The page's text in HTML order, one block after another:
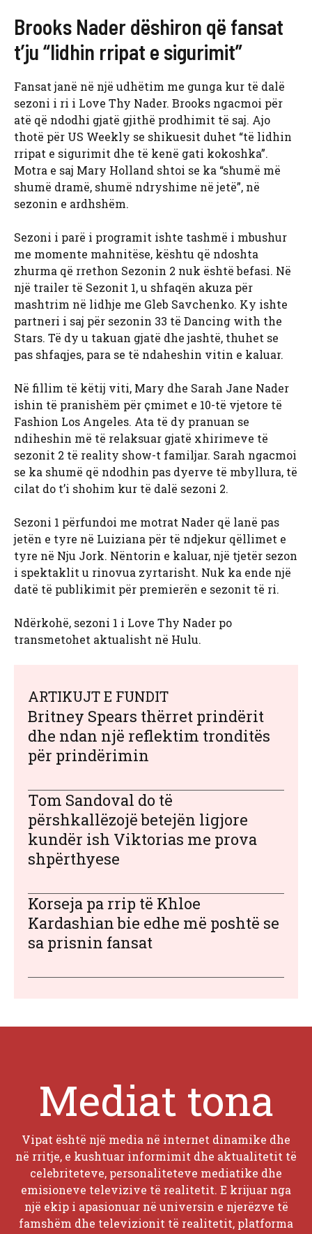
Brooks Nader dëshiron që fansat
t’ju “lidhin rripat e sigurimit”
Fansat janë në një udhëtim me gunga kur të dalë
sezoni i ri i Love Thy Nader. Brooks ngacmoi për
atë që ndodhi gjatë gjithë prodhimit të saj. Ajo
thotë për US Weekly se shikuesit duhet “të lidhin
rripat e sigurimit dhe të kenë gati kokoshka”.
Motra e saj Mary Holland shtoi se ka “shumë më
shumë dramë, shumë ndryshime në jetë”, në
sezonin e ardhshëm.
Sezoni i parë i programit ishte tashmë i mbushur
me momente mahnitëse, kështu që ndoshta
zhurma që rrethon Sezonin 2 nuk është befasi. Në
një trailer të Sezonit 1, u shfaqën akuza për
mashtrim në lidhje me Gleb Savchenko. Ky ishte
partneri i saj për sezonin 33 të Dancing with the
Stars. Të dy u takuan gjatë dhe jashtë, thuhet se
pas shfaqjes, para se të ndaheshin vitin e kaluar.
Në fillim të këtij viti, Mary dhe Sarah Jane Nader
ishin të pranishëm për çmimet e 10-të vjetore të
Fashion Los Angeles. Ata të dy pranuan se
ndiheshin më të relaksuar gjatë xhirimeve të
sezonit 2 të reality show-t familjar. Sarah ngacmoi
se ka shumë që ndodhin pas dyerve të mbyllura, të
cilat do t’i shohim kur të dalë sezoni 2.
Sezoni 1 përfundoi me motrat Nader që lanë pas
jetën e tyre në Luiziana për të ndjekur qëllimet e
tyre në Nju Jork. Nëntorin e kaluar, një tjetër sezon
i spektaklit u rinovua zyrtarisht. Nuk ka ende një
datë të publikimit për premierën e sezonit të ri.
Ndërkohë, sezoni 1 i Love Thy Nader po
transmetohet aktualisht në Hulu.
ARTIKUJT E FUNDIT
Britney Spears thërret prindërit
dhe ndan një reflektim tronditës
për prindërimin
Tom Sandoval do të
përshkallëzojë betejën ligjore
kundër ish Viktorias me prova
shpërthyese
Korseja pa rrip të Khloe
Kardashian bie edhe më poshtë se
sa prisnin fansat
Mediat tona
Vipat është një media në internet dinamike dhe
në rritje, e kushtuar informimit dhe aktualitetit të
celebriteteve, personaliteteve mediatike dhe
emisioneve televizive të realitetit. E krijuar nga
një ekip i apasionuar në universin e njerëzve të
famshëm dhe televizionit të realitetit, platforma